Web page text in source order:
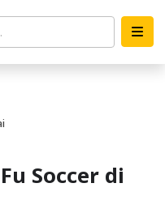
Soccer di